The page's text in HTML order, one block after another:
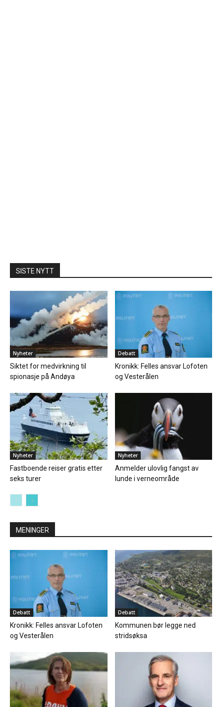
SISTE NYTT
Nyheter
Siktet for medvirkning til
spionasje på Andøya
Debatt
Kronikk: Felles ansvar Lofoten
og Vesterålen
Nyheter
Fastboende reiser gratis etter
seks turer
Nyheter
Anmelder ulovlig fangst av
lunde i verneområde
MENINGER
Debatt
Kronikk: Felles ansvar Lofoten
og Vesterålen
Debatt
Kommunen bør legge ned
stridsøksa